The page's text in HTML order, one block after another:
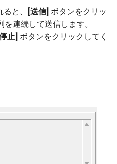
と、 [送信] ボタンをクリッ
連続して送信します。
[停止] ボタンをクリックしてく